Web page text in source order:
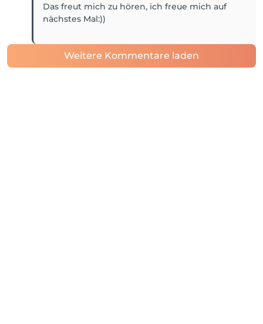
Das freut mich zu hören, ich freue mich auf
nächstes Mal:))
Weitere Kommentare laden